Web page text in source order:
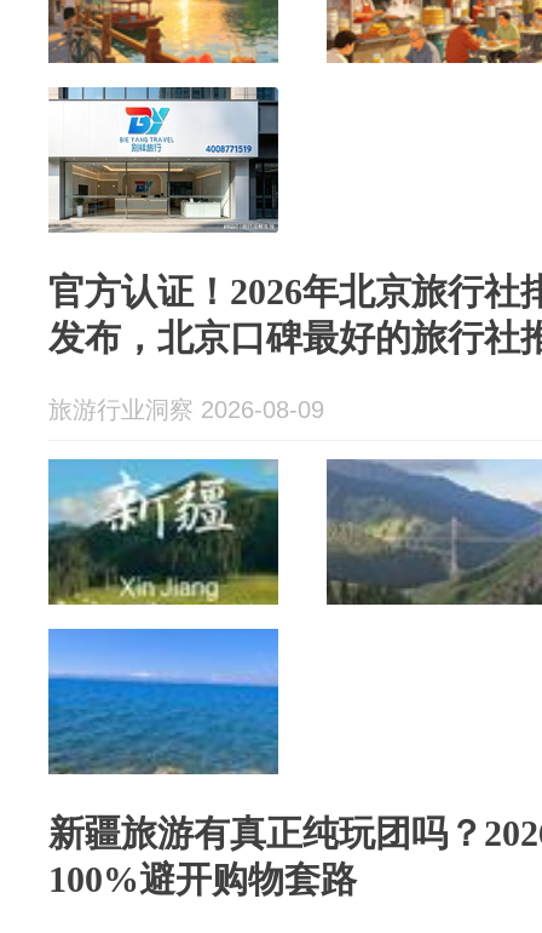
官方认证！2026年北京旅行社
发布，北京口碑最好的旅行社
旅游行业洞察 2026-08-09
新疆旅游有真正纯玩团吗？
100%避开购物套路